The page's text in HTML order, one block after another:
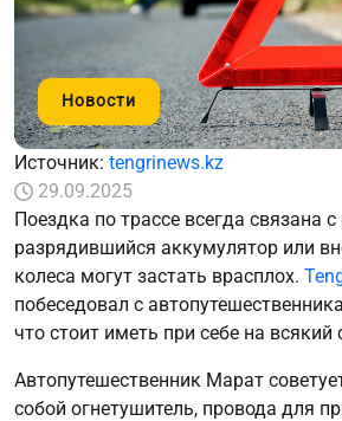
Новости
Источник: tengrinews.kz
29.09.2025
Поездка по трассе всегда связана
разрядившийся аккумулятор или
колеса могут застать врасплох.
побеседовал с
что стоит иметь при себе на всякий
Автопутешественник Марат
собой огнетушитель, провода для